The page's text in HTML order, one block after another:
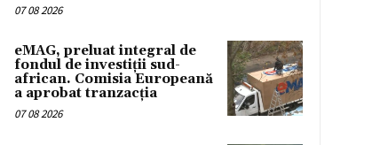
07 08 2026
eMAG, preluat integral de
fondul de investiții sud-
african. Comisia Europeană
a aprobat tranzacția
07 08 2026